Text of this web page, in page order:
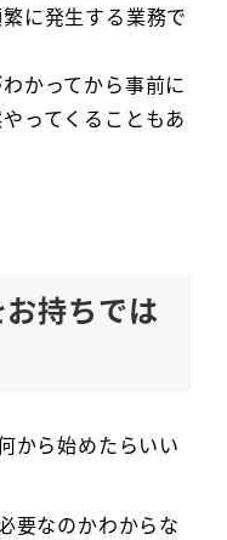
に発生する業務で
かってから事前に
ってくることもあ
持ちでは
から始めたらいい
要なのかわからな